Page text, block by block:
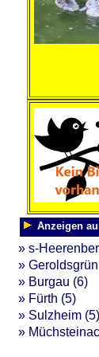
Anzeigen
» s-
»
» Burgau (6)
» Fürth (5)
» Sulzheim (5)
»